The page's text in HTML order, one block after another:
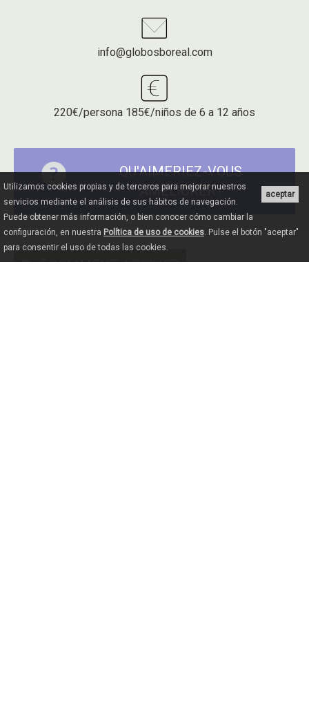
info@globosboreal.com
220€/persona 185€/niños de 6 a 12 años
QU'AIMERIEZ-VOUS
AMÉLIORER?
COMMENT ARRIVER
aceptar
Utilizamos cookies propias y de terceros para mejorar nuestros
servicios mediante el análisis de sus hábitos de navegación.
Puede obtener más información, o bien conocer cómo cambiar la
configuración, en nuestra Política de uso de cookies. Pulse el botón "aceptar"
para consentir el uso de todas las cookies.